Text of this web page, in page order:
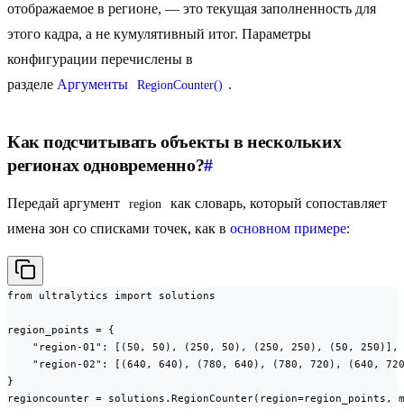
отображаемое в регионе, — это текущая заполненность для
этого кадра, а не кумулятивный итог. Параметры
конфигурации перечислены в
разделе Аргументы RegionCounter() .
Как подсчитывать объекты в нескольких
регионах одновременно?#
Передай аргумент region
как словарь, который сопоставляет
имена зон со списками точек, как в основном примере:
from ultralytics import solutions
region_points = {
    "region-01": [(50, 50), (250, 50), (250, 250), (50, 250)],
"region-02": [(640, 640), (780, 640), (780, 720), (640,
}
regioncounter = solutions.RegionCounter(region=region_points,